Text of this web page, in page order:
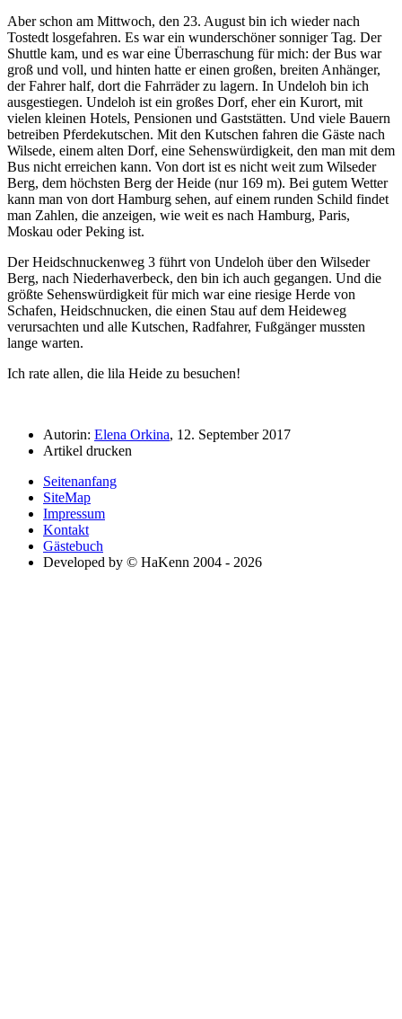
Aber schon am Mittwoch, den 23. August bin ich wieder nach
Tostedt losgefahren. Es war ein wunderschöner sonniger Tag. Der
Shuttle kam, und es war eine Überraschung für mich: der Bus war
groß und voll, und hinten hatte er einen großen, breiten Anhänger,
der Fahrer half, dort die Fahrräder zu lagern. In Undeloh bin ich
ausgestiegen. Undeloh ist ein großes Dorf, eher ein Kurort, mit
vielen kleinen Hotels, Pensionen und Gaststätten. Und viele Bauern
betreiben Pferdekutschen. Mit den Kutschen fahren die Gäste nach
Wilsede, einem alten Dorf, eine Sehenswürdigkeit, den man mit dem
Bus nicht erreichen kann. Von dort ist es nicht weit zum Wilseder
Berg, dem höchsten Berg der Heide (nur 169 m). Bei gutem Wetter
kann man von dort Hamburg sehen, auf einem runden Schild findet
man Zahlen, die anzeigen, wie weit es nach Hamburg, Paris,
Moskau oder Peking ist.
Der Heidschnuckenweg 3 führt von Undeloh über den Wilseder
Berg, nach Niederhaverbeck, den bin ich auch gegangen. Und die
größte Sehenswürdigkeit für mich war eine riesige Herde von
Schafen, Heidschnucken, die einen Stau auf dem Heideweg
verursachten und alle Kutschen, Radfahrer, Fußgänger mussten
lange warten.
Ich rate allen, die lila Heide zu besuchen!
Autorin: Elena Orkina, 12. September 2017
Artikel drucken
Seitenanfang
SiteMap
Impressum
Kontakt
Gästebuch
Developed by © HaKenn 2004 - 2026